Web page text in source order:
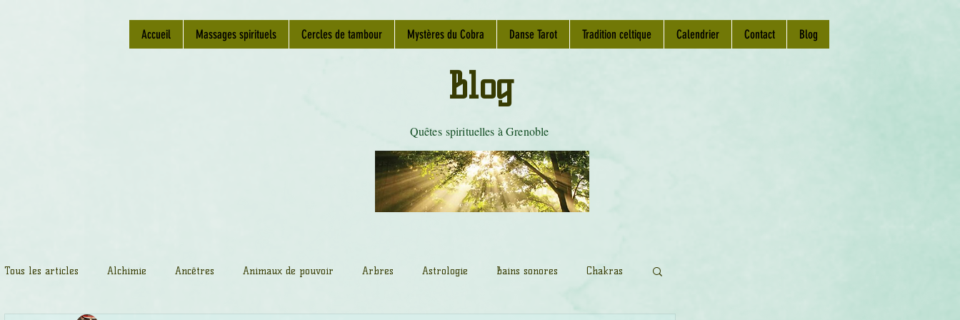
Accueil Massages spirituels Cercles de tambour Mystères du Cobra Danse Tarot Tradition celtique Calendrier Contact Blog
Quêtes spirituelles à Grenoble
Blog
Tous les articles Alchimie Ancêtres Animaux de pouvoir Arbres Astrologie Bains sonores Chakras